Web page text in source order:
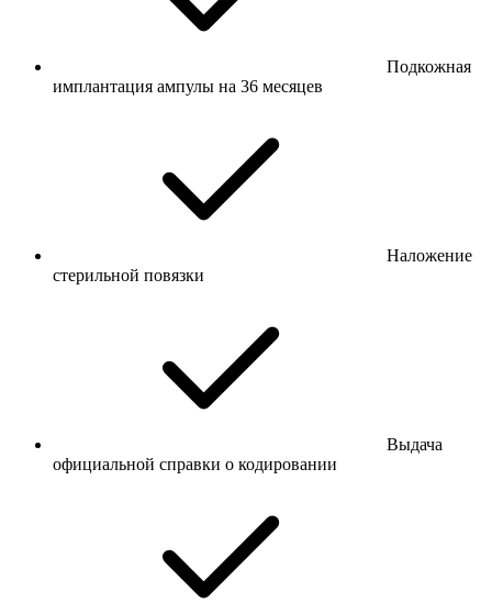
Подкожная
имплантация ампулы на 36 месяцев
Наложение
стерильной повязки
Выдача
официальной справки о кодировании